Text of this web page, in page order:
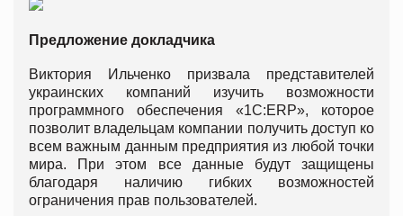
Предложение докладчика
Виктория Ильченко призвала представителей
украинских компаний изучить возможности
программного обеспечения «1С:ERP», которое
позволит владельцам компании получить доступ ко
всем важным данным предприятия из любой точки
мира. При этом все данные будут защищены
благодаря наличию гибких возможностей
ограничения прав пользователей.